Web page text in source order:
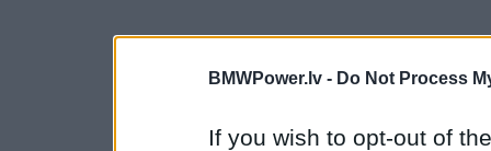
BMWPower.lv - Do Not Process
If you wish to opt-out of